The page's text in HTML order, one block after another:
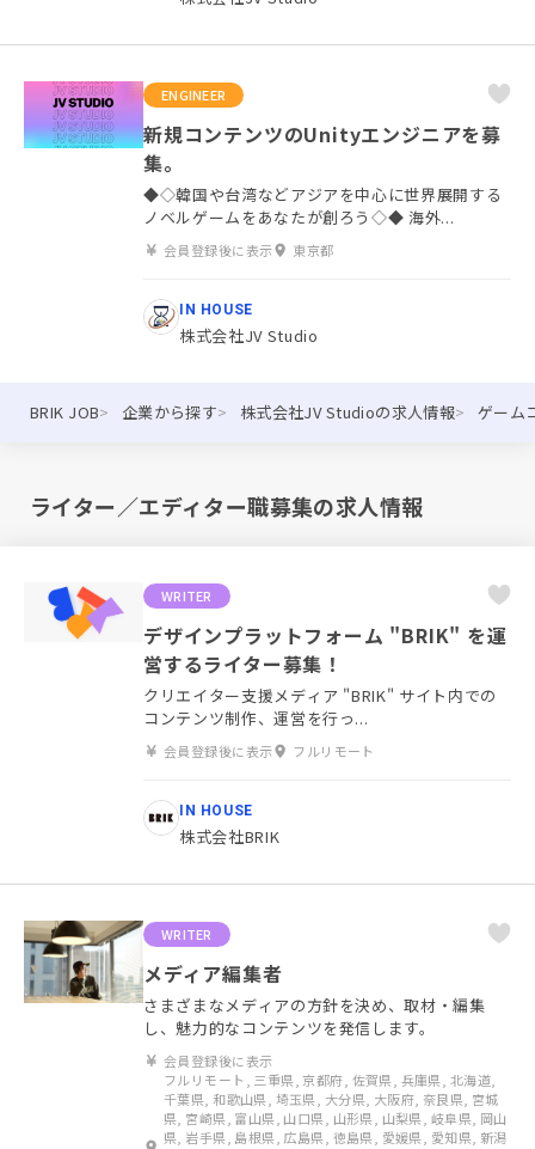
ENGINEER
新規コンテンツのUnityエンジニアを募
集。
◆◇韓国や台湾などアジアを中心に世界展開する
ノベルゲームをあなたが創ろう◇◆ 海外...
会員登録後に表示 東京都
IN HOUSE
株式会社JV Studio
BRIK JOB 企業から探す 株式会社JV Studioの求人情報 ゲーム
ライター／エディター職募集の求人情報
WRITER
デザインプラットフォーム "BRIK" を運
営するライター募集！
クリエイター支援メディア "BRIK" サイト内での
コンテンツ制作、運営を行っ...
会員登録後に表示 フルリモート
IN HOUSE
株式会社BRIK
WRITER
メディア編集者
さまざまなメディアの方針を決め、取材・編集
し、魅力的なコンテンツを発信します。
会員登録後に表示
フルリモート, 三重県, 京都府, 佐賀県, 兵庫県, 北海道,
千葉県, 和歌山県, 埼玉県, 大分県, 大阪府, 奈良県, 宮城
県, 宮崎県, 富山県, 山口県, 山形県, 山梨県, 岐阜県, 岡山
県, 岩手県, 島根県, 広島県, 徳島県, 愛媛県, 愛知県, 新潟